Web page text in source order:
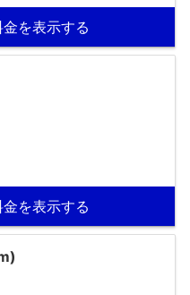
を表示する
を表示する